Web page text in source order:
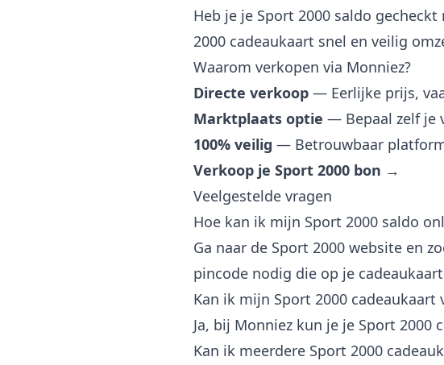
Heb je je Sport 2000 saldo
2000 cadeaukaart snel en veilig
Waarom verkopen via Monniez?
Directe verkoop — Eerlijke prijs,
Marktplaats optie — Bepaal zelf je
100% veilig — Betrouwbaar
Verkoop je Sport 2000 bon →
Veelgestelde vragen
Hoe kan ik mijn Sport 2000 saldo
Ga naar de Sport 2000 website en
pincode nodig die op je
Kan ik mijn Sport 2000 cadeaukaart
Ja, bij Monniez kun je je Sport
Kan ik meerdere Sport 2000